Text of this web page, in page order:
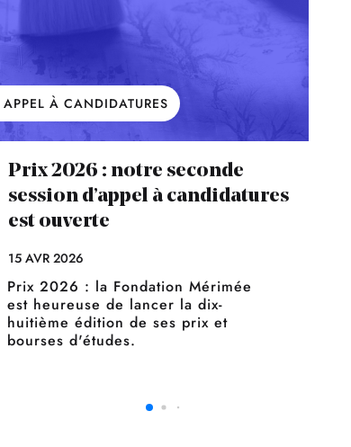
APPEL À CANDIDATURES
Prix 2026 : notre seconde
session d’appel à candidatures
est ouverte
15 AVR 2026
Prix 2026 : la Fondation Mérimée
est heureuse de lancer la dix-
huitième édition de ses prix et
bourses d'études.